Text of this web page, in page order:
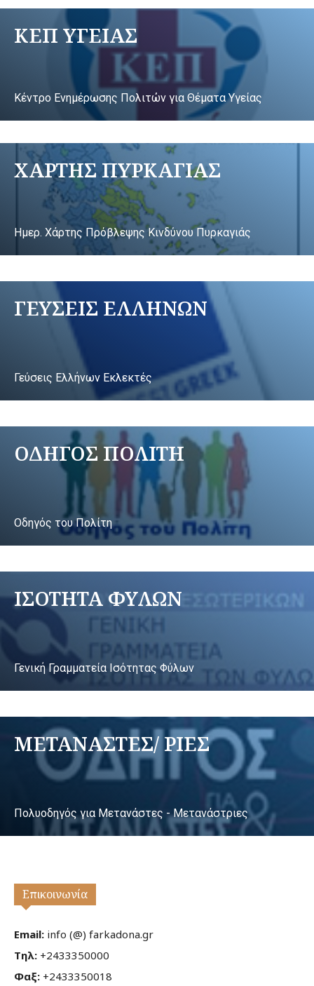
ΚΕΠ ΥΓΕΙΑΣ
Κέντρο Ενημέρωσης Πολιτών για Θέματα Υγείας
ΧΑΡΤΗΣ ΠΥΡΚΑΓΙΑΣ
Ημερ. Χάρτης Πρόβλεψης Κινδύνου Πυρκαγιάς
ΓΕΥΣΕΙΣ ΕΛΛΗΝΩΝ
Γεύσεις Ελλήνων Εκλεκτές
ΟΔΗΓΟΣ ΠΟΛΙΤΗ
Οδηγός του Πολίτη
ΙΣΟΤΗΤΑ ΦΥΛΩΝ
Γενική Γραμματεία Ισότητας Φύλων
ΜΕΤΑΝΑΣΤΕΣ/ ΡΙΕΣ
Πολυοδηγός για Μετανάστες - Μετανάστριες
Επικοινωνία
Email: info (@) farkadona.gr
Τηλ: +2433350000
Φαξ: +2433350018